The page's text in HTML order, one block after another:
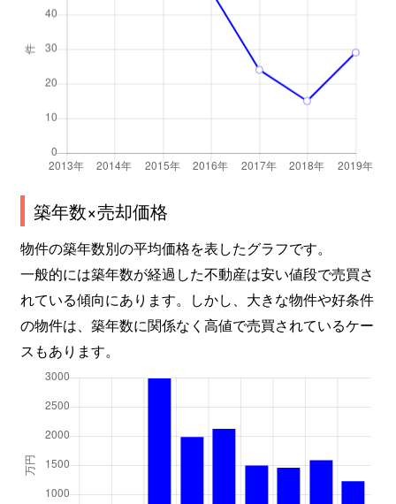
築年数×売却価格
物件の築年数別の平均価格を表したグラフです。
一般的には築年数が経過した不動産は安い値段で売買さ
れている傾向にあります。しかし、大きな物件や好条件
の物件は、築年数に関係なく高値で売買されているケー
スもあります。